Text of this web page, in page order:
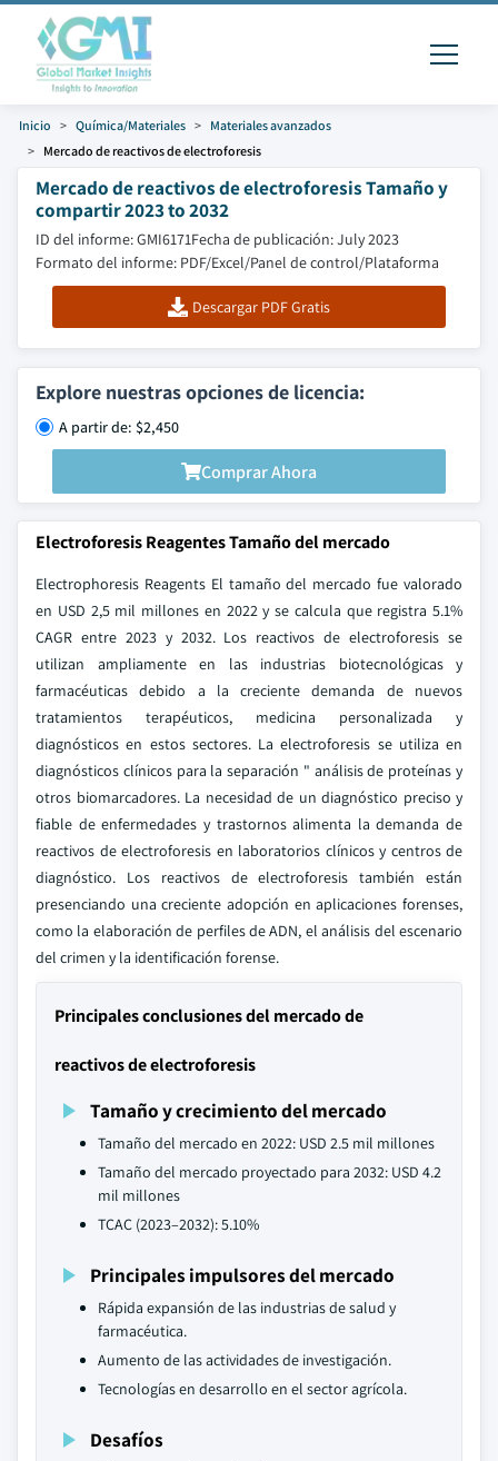
Inicio Química/Materiales
Materiales avanzados
Mercado de reactivos de electroforesis
Mercado de reactivos de electroforesis Tamaño y
compartir 2023 to 2032
ID del informe: GMI6171Fecha de publicación: July 2023
Formato del informe: PDF/Excel/Panel de control/Plataforma
Descargar PDF Gratis
Explore nuestras opciones de licencia:
A partir de: $2,450
Comprar Ahora
Electroforesis Reagentes Tamaño del mercado
Electrophoresis Reagents El tamaño del mercado fue valorado
en USD 2,5 mil millones en 2022 y se calcula que registra 5.1%
CAGR entre 2023 y 2032. Los reactivos de electroforesis se
utilizan ampliamente en las industrias biotecnológicas y
farmacéuticas debido a la creciente demanda de nuevos
tratamientos terapéuticos, medicina personalizada y
diagnósticos en estos sectores. La electroforesis se utiliza en
diagnósticos clínicos para la separación " análisis de proteínas y
otros biomarcadores. La necesidad de un diagnóstico preciso y
fiable de enfermedades y trastornos alimenta la demanda de
reactivos de electroforesis en laboratorios clínicos y centros de
diagnóstico. Los reactivos de electroforesis también están
presenciando una creciente adopción en aplicaciones forenses,
como la elaboración de perfiles de ADN, el análisis del escenario
del crimen y la identificación forense.
Principales conclusiones del mercado de
reactivos de electroforesis
Tamaño y crecimiento del mercado
Tamaño del mercado en 2022: USD 2.5 mil millones
Tamaño del mercado proyectado para 2032: USD 4.2
mil millones
TCAC (2023–2032): 5.10%
Principales impulsores del mercado
Rápida expansión de las industrias de salud y
farmacéutica.
Aumento de las actividades de investigación.
Tecnologías en desarrollo en el sector agrícola.
Desafíos